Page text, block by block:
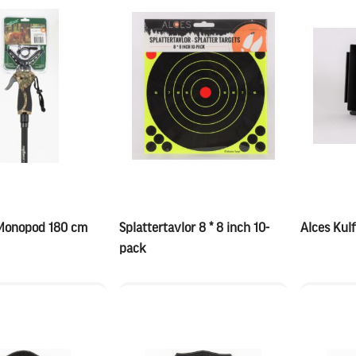
180 cm
Splattertavlor 8 * 8 inch 10-
pack
Alces